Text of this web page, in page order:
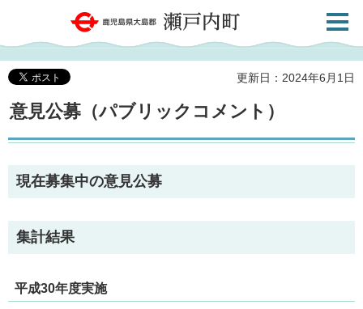
鹿児島県大島郡 瀬戸内町
共通メ
更新日：2024年6月1日
意見公募（パブリックコメント）
現在募集中の意見公募
集計結果
平成30年度実施